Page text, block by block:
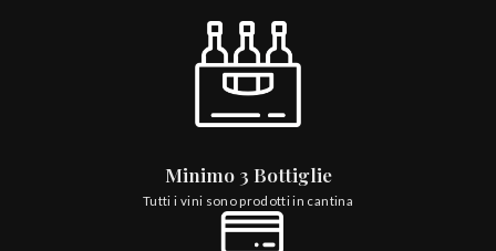
Minimo 3 Bottiglie
Tutti i vini sono prodotti in cantina